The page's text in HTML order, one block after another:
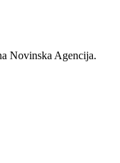
Novinska Agencija.